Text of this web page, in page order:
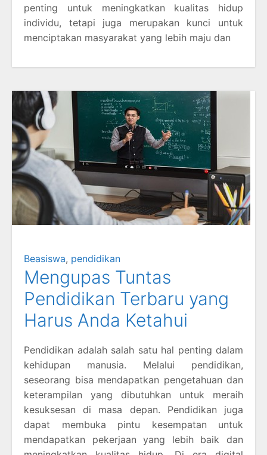
penting untuk meningkatkan kualitas hidup
individu, tetapi juga merupakan kunci untuk
menciptakan masyarakat yang lebih maju dan
Beasiswa, pendidikan
Mengupas Tuntas
Pendidikan Terbaru yang
Harus Anda Ketahui
Pendidikan adalah salah satu hal penting dalam
kehidupan manusia. Melalui pendidikan,
seseorang bisa mendapatkan pengetahuan dan
keterampilan yang dibutuhkan untuk meraih
kesuksesan di masa depan. Pendidikan juga
dapat membuka pintu kesempatan untuk
mendapatkan pekerjaan yang lebih baik dan